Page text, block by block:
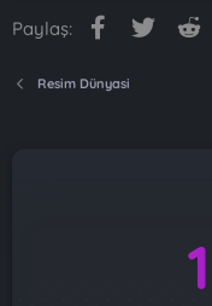
Paylaş: Facebook
Twitter
Resim Dünyasi